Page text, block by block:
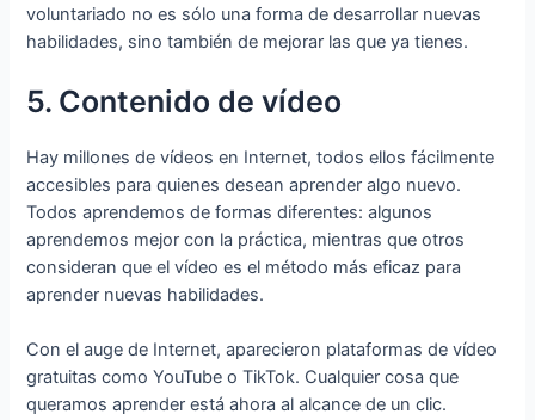
voluntariado no es sólo una forma de desarrollar nuevas
habilidades, sino también de mejorar las que ya tienes.
5. Contenido de vídeo
Hay millones de vídeos en Internet, todos ellos fácilmente
accesibles para quienes desean aprender algo nuevo.
Todos aprendemos de formas diferentes: algunos
aprendemos mejor con la práctica, mientras que otros
consideran que el vídeo es el método más eficaz para
aprender nuevas habilidades.
Con el auge de Internet, aparecieron plataformas de vídeo
gratuitas como YouTube o TikTok. Cualquier cosa que
queramos aprender está ahora al alcance de un clic.